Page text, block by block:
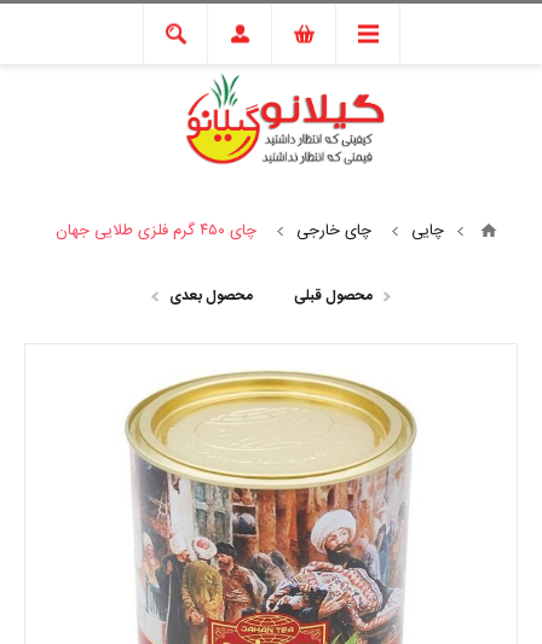
چایی چای خارجی چای ۴۵۰ گرم فلزی طلایی جهان
محصول قبلی محصول بعدی